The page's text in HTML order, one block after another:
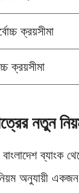
ক্রয়সীমা
ক্রয়সীমা
নতুন
ব্যাংক
অনুযায়ী